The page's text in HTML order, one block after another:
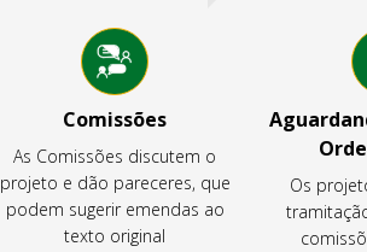
Comissões
As Comissões discutem o
projeto e dão pareceres, que
podem sugerir emendas ao
texto original
Os